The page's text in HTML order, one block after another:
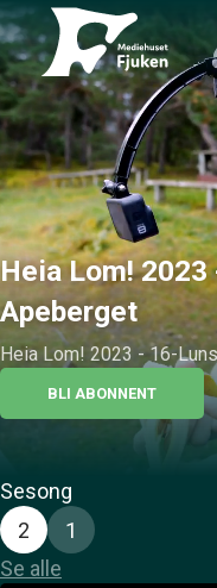
Heia Lom!
Apeberget
Heia Lom! 2023 - 16-
BLI ABONNENT
Sesong
2
1
Se alle